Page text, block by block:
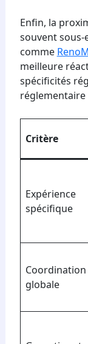
Enfin, la
souvent
comme
meilleure
spécificités
Critère
Expérience
spécifique
Coordination
globale